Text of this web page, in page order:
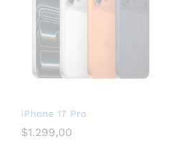
iPhone 17 Pro
$1.299,00